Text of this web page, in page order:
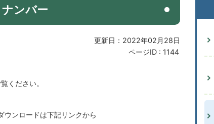
ンバー
更新日：2022年02月28日
ページID : 1144
ください。
ンロードは下記リンクから